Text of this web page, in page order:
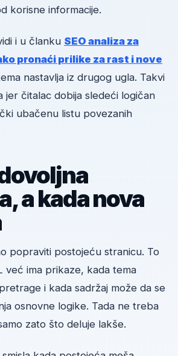
korisne informacije.
i u članku SEO analiza za
pronaći prilike za rast i nove
nastavlja iz drugog ugla. Takvi
jer čitalac dobija sledeći logičan
ubačenu listu povezanih
a kada nova
popraviti postojeću stranicu. To
već ima prikaze, kada tema
i kada sadržaj može da se
osnovne logike. Tada ne treba
zato što deluje lakše.